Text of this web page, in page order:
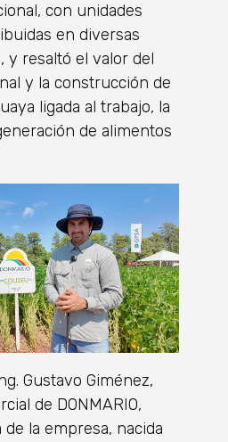
con unidades
en diversas
y resaltó el valor del
y la construcción de
ligada al trabajo, la
de alimentos
Gustavo Giménez,
de DONMARIO,
la empresa, nacida